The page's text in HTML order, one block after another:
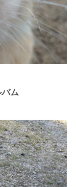
バム